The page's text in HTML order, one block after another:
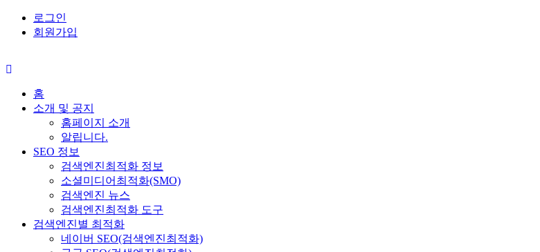
로그인
회원가입
홈
소개 및 공지
홈페이지 소개
알립니다.
SEO 정보
검색엔진최적화 정보
소셜미디어최적화(SMO)
검색엔진 뉴스
검색엔진최적화 도구
검색엔진별 최적화
네이버 SEO(검색엔진최적화)